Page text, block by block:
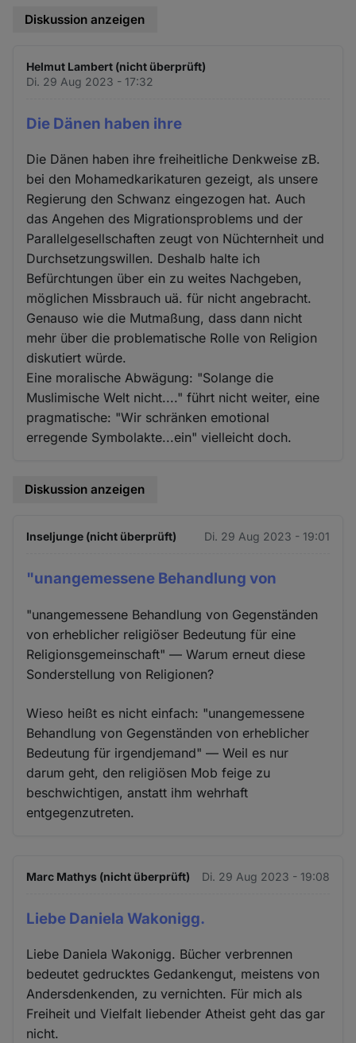
Diskussion anzeigen
Helmut Lambert (nicht überprüft)
Di. 29 Aug 2023 - 17:32
Die Dänen haben ihre
Die Dänen haben ihre freiheitliche Denkweise zB.
bei den Mohamedkarikaturen gezeigt, als unsere
Regierung den Schwanz eingezogen hat. Auch
das Angehen des Migrationsproblems und der
Parallelgesellschaften zeugt von Nüchternheit und
Durchsetzungswillen. Deshalb halte ich
Befürchtungen über ein zu weites Nachgeben,
möglichen Missbrauch uä. für nicht angebracht.
Genauso wie die Mutmaßung, dass dann nicht
mehr über die problematische Rolle von Religion
diskutiert würde.
Eine moralische Abwägung: "Solange die
Muslimische Welt nicht...." führt nicht weiter, eine
pragmatische: "Wir schränken emotional
erregende Symbolakte...ein" vielleicht doch.
Diskussion anzeigen
Inseljunge (nicht überprüft) Di. 29 Aug 2023 - 19:01
"unangemessene Behandlung von
"unangemessene Behandlung von Gegenständen
von erheblicher religiöser Bedeutung für eine
Religionsgemeinschaft" — Warum erneut diese
Sonderstellung von Religionen?
Wieso heißt es nicht einfach: "unangemessene
Behandlung von Gegenständen von erheblicher
Bedeutung für irgendjemand" — Weil es nur
darum geht, den religiösen Mob feige zu
beschwichtigen, anstatt ihm wehrhaft
entgegenzutreten.
Marc Mathys (nicht überprüft) Di. 29 Aug 2023 - 19:08
Liebe Daniela Wakonigg.
Liebe Daniela Wakonigg. Bücher verbrennen
bedeutet gedrucktes Gedankengut, meistens von
Andersdenkenden, zu vernichten. Für mich als
Freiheit und Vielfalt liebender Atheist geht das gar
nicht.